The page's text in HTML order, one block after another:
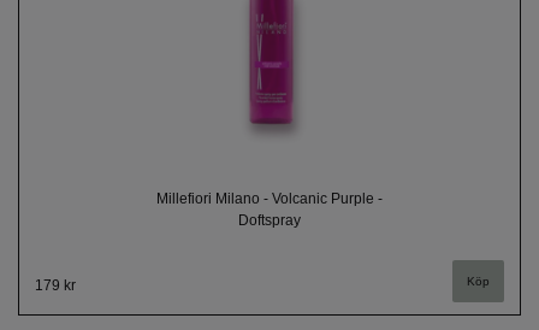
Millefiori Milano - Volcanic Purple -
Doftspray
179 kr